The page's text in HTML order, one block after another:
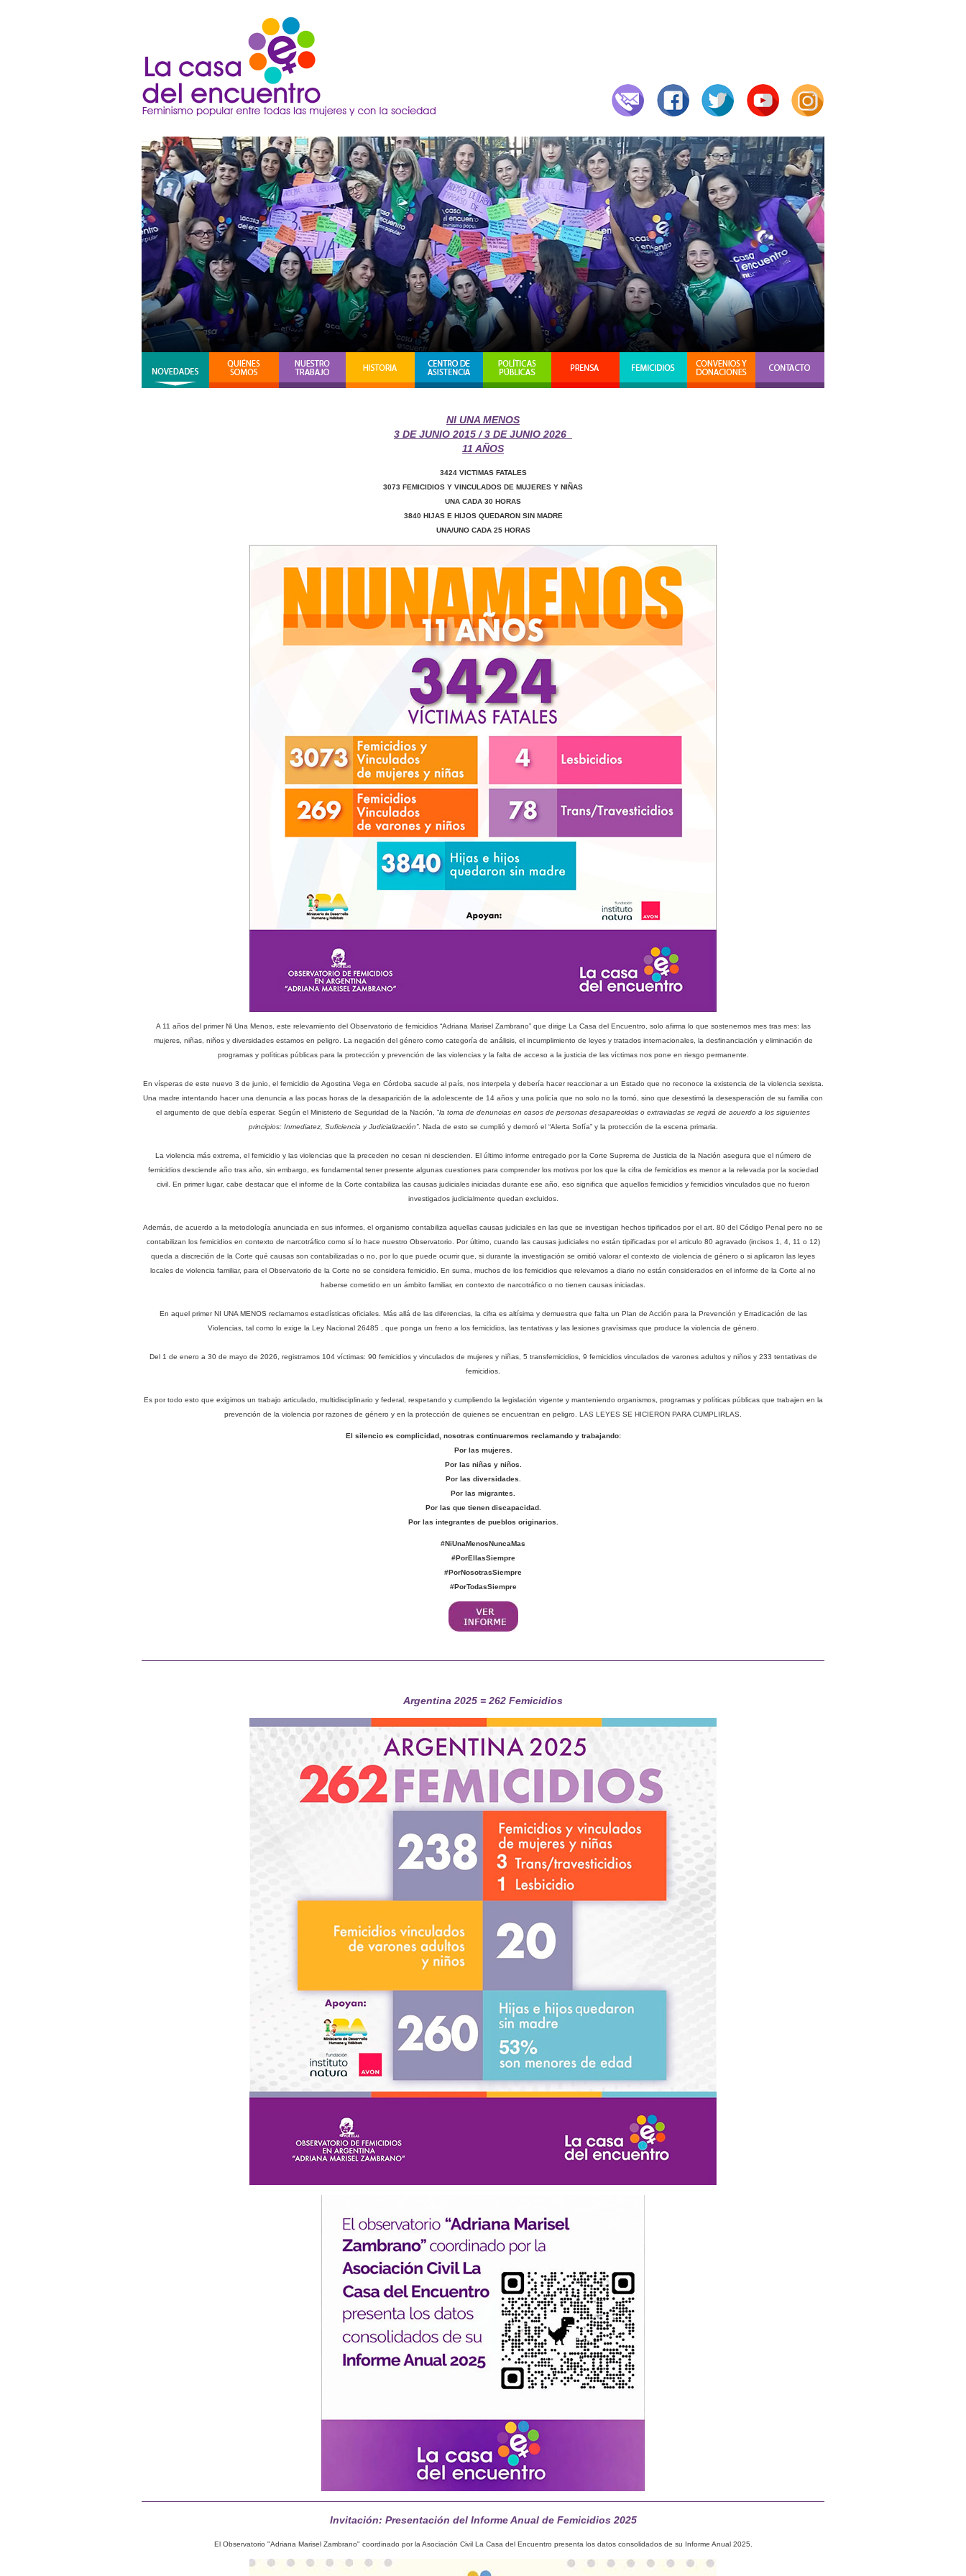
NI UNA MENOS
3 DE JUNIO 2015 / 3 DE JUNIO 2026
11 AÑOS
3424 VICTIMAS FATALES
3073 FEMICIDIOS Y VINCULADOS DE MUJERES Y NIÑAS
UNA CADA 30 HORAS
3840 HIJAS E HIJOS QUEDARON SIN MADRE
UNA/UNO CADA 25 HORAS
A 11 años del primer Ni Una Menos, este relevamiento del Observatorio de femicidios “Adriana Marisel Zambrano” que dirige La Casa del Encuentro, solo afirma lo que sostenemos mes tras mes: las
mujeres, niñas, niños y diversidades estamos en peligro. La negación del género como categoría de análisis, el incumplimiento de leyes y tratados internacionales, la desfinanciación y eliminación de
programas y políticas públicas para la protección y prevención de las violencias y la falta de acceso a la justicia de las víctimas nos pone en riesgo permanente.
En vísperas de este nuevo 3 de junio, el femicidio de Agostina Vega en Córdoba sacude al país, nos interpela y debería hacer reaccionar a un Estado que no reconoce la existencia de la violencia sexista.
Una madre intentando hacer una denuncia a las pocas horas de la desaparición de la adolescente de 14 años y una policía que no solo no la tomó, sino que desestimó la desesperación de su familia con
el argumento de que debía esperar. Según el Ministerio de Seguridad de la Nación, “la toma de denuncias en casos de personas desaparecidas o extraviadas se regirá de acuerdo a los siguientes
principios: Inmediatez, Suficiencia y Judicialización”. Nada de esto se cumplió y demoró el “Alerta Sofía” y la protección de la escena primaria.
La violencia más extrema, el femicidio y las violencias que la preceden no cesan ni descienden. El último informe entregado por la Corte Suprema de Justicia de la Nación asegura que el número de
femicidios desciende año tras año, sin embargo, es fundamental tener presente algunas cuestiones para comprender los motivos por los que la cifra de femicidios es menor a la relevada por la sociedad
civil. En primer lugar, cabe destacar que el informe de la Corte contabiliza las causas judiciales iniciadas durante ese año, eso significa que aquellos femicidios y femicidios vinculados que no fueron
investigados judicialmente quedan excluidos.
Además, de acuerdo a la metodología anunciada en sus informes, el organismo contabiliza aquellas causas judiciales en las que se investigan hechos tipificados por el art. 80 del Código Penal pero no se
contabilizan los femicidios en contexto de narcotráfico como sí lo hace nuestro Observatorio. Por último, cuando las causas judiciales no están tipificadas por el articulo 80 agravado (incisos 1, 4, 11 o 12)
queda a discreción de la Corte qué causas son contabilizadas o no, por lo que puede ocurrir que, si durante la investigación se omitió valorar el contexto de violencia de género o si aplicaron las leyes
locales de violencia familiar, para el Observatorio de la Corte no se considera femicidio. En suma, muchos de los femicidios que relevamos a diario no están considerados en el informe de la Corte al no
haberse cometido en un ámbito familiar, en contexto de narcotráfico o no tienen causas iniciadas.
En aquel primer NI UNA MENOS reclamamos estadísticas oficiales. Más allá de las diferencias, la cifra es altísima y demuestra que falta un Plan de Acción para la Prevención y Erradicación de las
Violencias, tal como lo exige la Ley Nacional 26485 , que ponga un freno a los femicidios, las tentativas y las lesiones gravísimas que produce la violencia de género.
Del 1 de enero a 30 de mayo de 2026, registramos 104 víctimas: 90 femicidios y vinculados de mujeres y niñas, 5 transfemicidios, 9 femicidios vinculados de varones adultos y niños y 233 tentativas de
femicidios.
Es por todo esto que exigimos un trabajo articulado, multidisciplinario y federal, respetando y cumpliendo la legislación vigente y manteniendo organismos, programas y políticas públicas que trabajen en la
prevención de la violencia por razones de género y en la protección de quienes se encuentran en peligro. LAS LEYES SE HICIERON PARA CUMPLIRLAS.
El silencio es complicidad, nosotras continuaremos reclamando y trabajando:
Por las mujeres.
Por las niñas y niños.
Por las diversidades.
Por las migrantes.
Por las que tienen discapacidad.
Por las integrantes de pueblos originarios.
#NiUnaMenosNuncaMas
#PorEllasSiempre
#PorNosotrasSiempre
#PorTodasSiempre
Argentina 2025 = 262 Femicidios
Invitación: Presentación del Informe Anual de Femicidios 2025
El Observatorio "Adriana Marisel Zambrano" coordinado por la Asociación Civil La Casa del Encuentro presenta los datos consolidados de su Informe Anual 2025.